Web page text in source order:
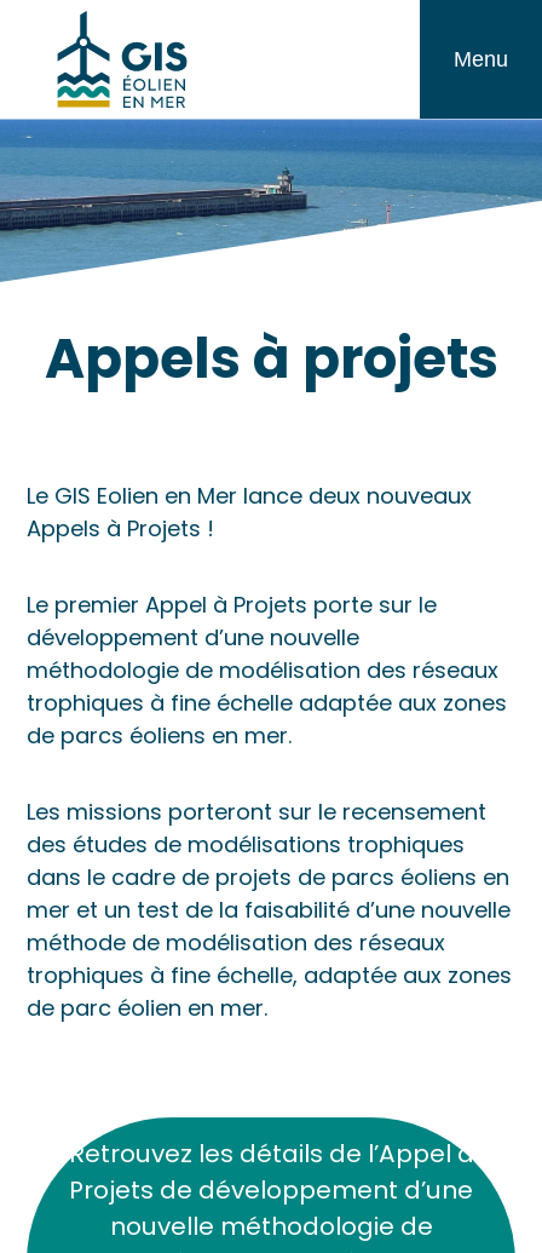
contenu
en
Mer
Menu
Appels à projets
Le GIS Eolien en Mer lance deux nouveaux
Appels à Projets !
Le premier Appel à Projets porte sur le
développement d’une nouvelle
méthodologie de modélisation des réseaux
trophiques à fine échelle adaptée aux zones
de parcs éoliens en mer.
Les missions porteront sur le recensement
des études de modélisations trophiques
dans le cadre de projets de parcs éoliens en
mer et un test de la faisabilité d’une nouvelle
méthode de modélisation des réseaux
trophiques à fine échelle, adaptée aux zones
de parc éolien en mer.
Retrouvez les détails de l’Appel à
Projets de développement d’une
nouvelle méthodologie de